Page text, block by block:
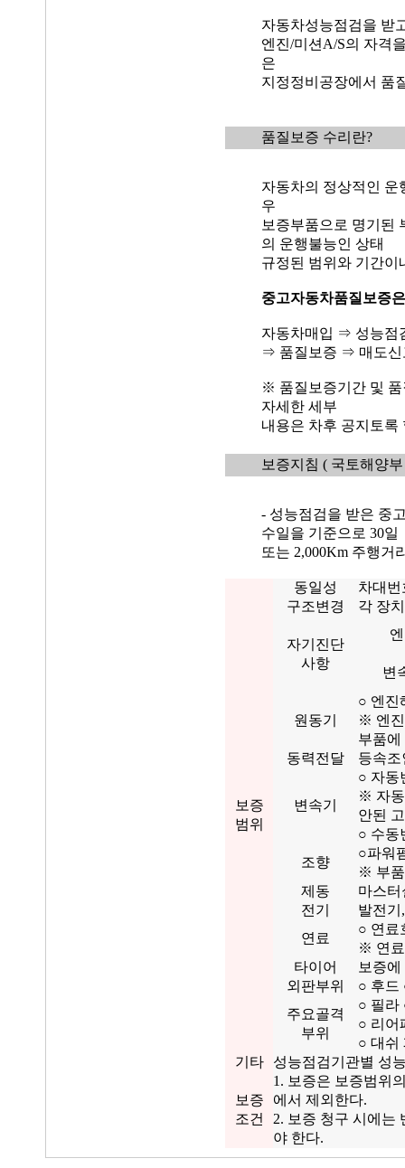
자동차성능점검을 받
엔진/미션A/S의 자격
은
지정정비공장에서 품
품질보증 수리란?
자동차의 정상적인 운
우
보증부품으로 명기된
의 운행불능인 상태
규정된 범위와 기간이
중고자동차품질보증은
자동차매입 ⇒ 성능점
⇒ 품질보증 ⇒ 매도신
※ 품질보증기간 및 품
자세한 세부
내용은 차후 공지토록
보증지침 ( 국토해양
- 성능점검을 받은 중
수일을 기준으로 30일
또는 2,000Km 주행거
보증
범위
동일성
차대
구조변경
각 장
자기진단
사항
변
원동기
○ 엔진
※ 엔진
부품에
동력전달
등속조
변속기
○ 자동
※ 자동
안된
○ 수동
조향
○파워
※ 부품
제동
마스터
전기
발전기
연료
○ 연료
※ 연료
타이어
보증
외판부위
○ 후드
주요골격
부위
○ 필라
○ 리어
○ 대쉬
기타
성능점검기관별 성
보증
조건
1. 보증은 보증범위
에서 제외한다.
2. 보증 청구 시에는
야 한다.